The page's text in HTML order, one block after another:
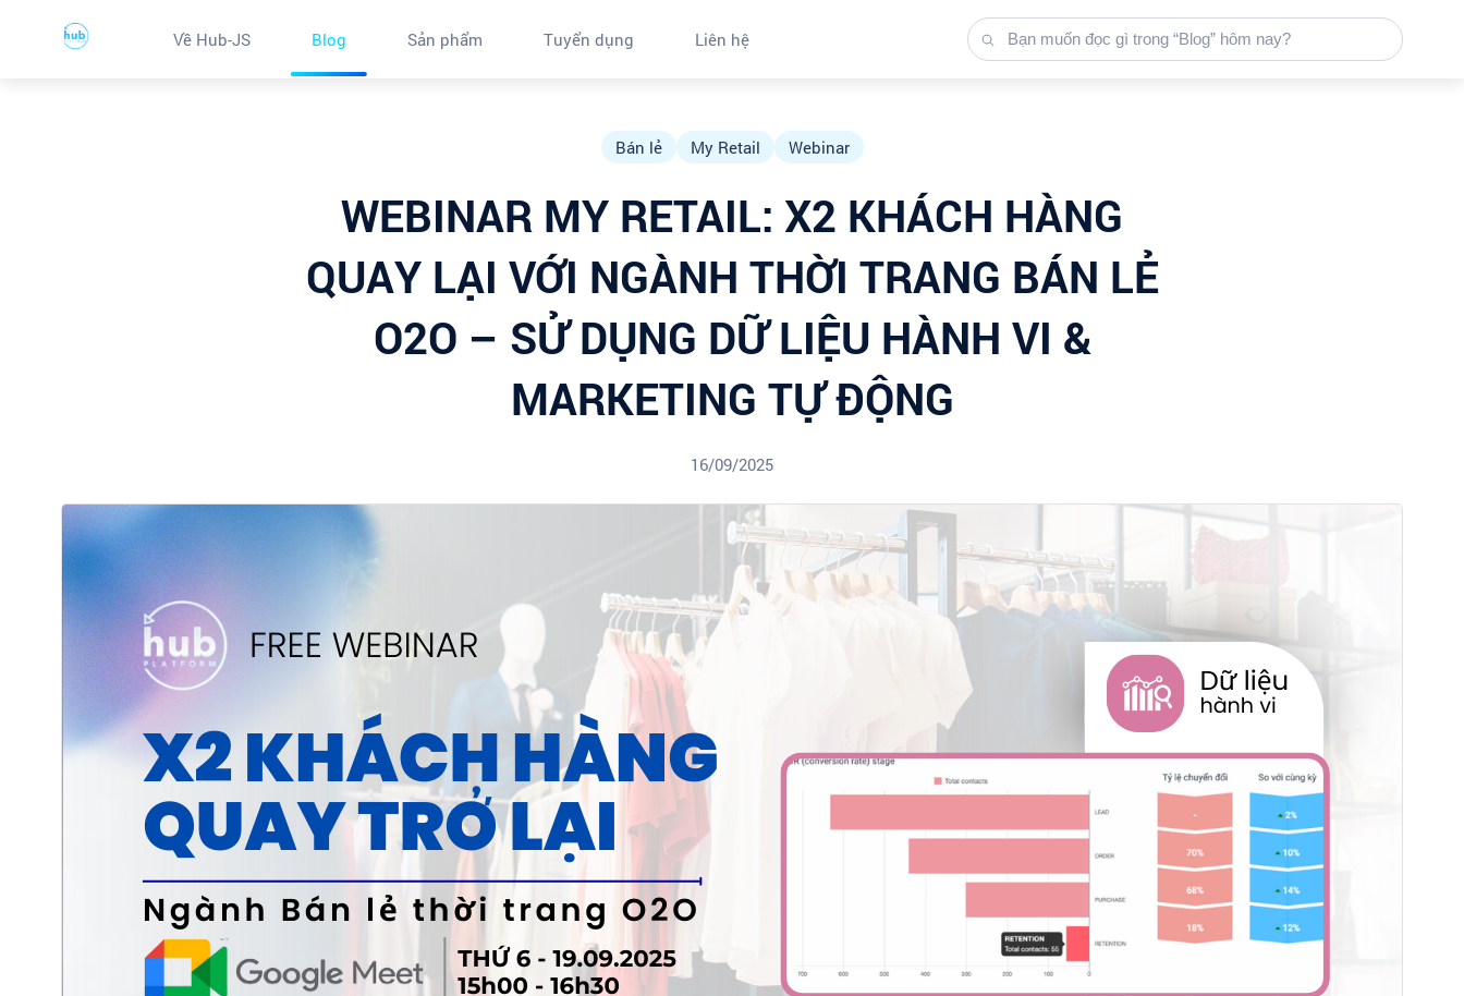
Về Hub-JS Blog Sản phẩm Tuyển dụng Liên hệ
Bán lẻ My Retail Webinar
WEBINAR MY RETAIL: X2 KHÁCH HÀNG
QUAY LẠI VỚI NGÀNH THỜI TRANG BÁN LẺ
O2O – SỬ DỤNG DỮ LIỆU HÀNH VI &
MARKETING TỰ ĐỘNG
16/09/2025